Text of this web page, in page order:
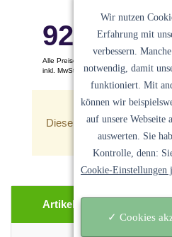
92.40€
Alle Preise pro Stück
inkl. MwSt. Keine Versandkosten
Dieser Artikel ist zur Zeit
Artikel Beschreibung
Wir nutzen
Erfahrung mit
verbessern.
notwendig, damit
funktioniert. Mit
können wir
auf unsere Webseite
auswerten. Sie
Kontrolle, denn:
Cookie-Einstellungen
✓ Cookies